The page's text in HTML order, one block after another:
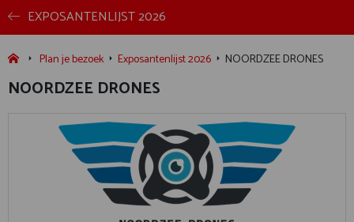
EXPOSANTENLIJST 2026
Plan je bezoek Exposantenlijst 2026 NOORDZEE DRONES
NOORDZEE DRONES